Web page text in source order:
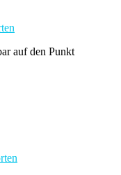
auf den Punkt